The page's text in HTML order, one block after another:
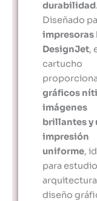
durabilidad.
Diseñado
impresoras
DesignJet,
cartucho
proporciona
gráficos
imágenes
brillantes y
impresión
uniforme,
para
diseño